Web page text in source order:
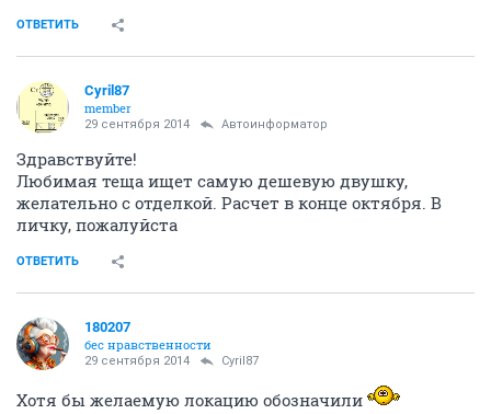
ОТВЕТИТЬ
Cyril87
member
29 сентября 2014 Автоинформатор
Здравствуйте!
Любимая теща ищет самую дешевую двушку,
желательно с отделкой. Расчет в конце октября. В
личку, пожалуйста
ОТВЕТИТЬ
180207
бес нравственности
29 сентября 2014 Cyril87
Хотя бы желаемую локацию обозначили